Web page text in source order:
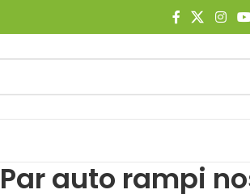
Par auto rampi